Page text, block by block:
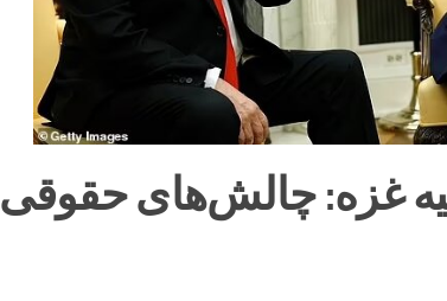
غزه: چالش‌های حقوقی